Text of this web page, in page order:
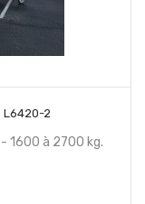
L6420-2
1600 à 2700 kg.